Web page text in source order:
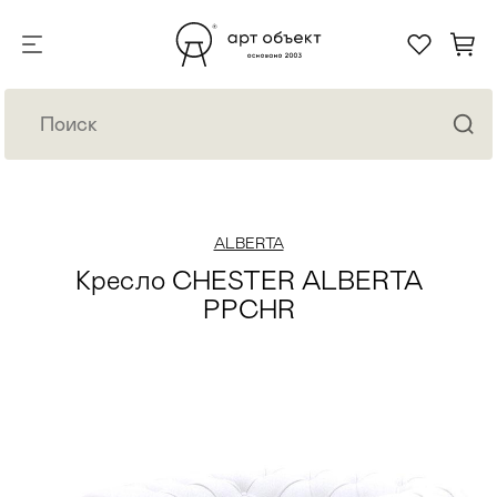
ALBERTA
Кресло CHESTER ALBERTA
PPCHR